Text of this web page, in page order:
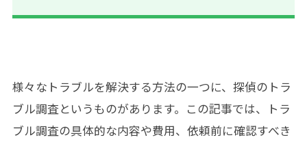
様々なトラブルを解決する方法の一つに、探偵のトラ
ブル調査というものがあります。この記事では、トラ
ブル調査の具体的な内容や費用、依頼前に確認すべき